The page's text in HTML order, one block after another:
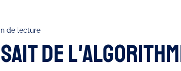
de contenus
sait de
de lecture